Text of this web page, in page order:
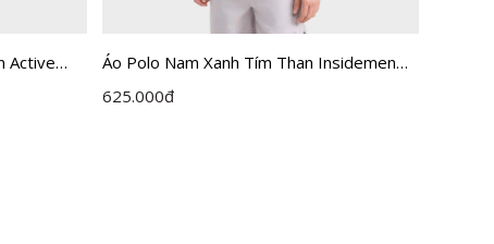
Active
Áo Polo Nam Xanh Tím Than Insidemen
Active IPS110EDP01
625.000đ